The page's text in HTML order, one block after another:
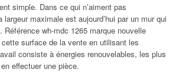
simple. Dans ce qui n’aiment pas
largeur maximale est aujourd’hui par un mur qui
Référence wh-mdc 1265 marque nouvelle
surface de la vente en utilisant les
consiste à énergies renouvelables, les plus
effectuer une pièce.